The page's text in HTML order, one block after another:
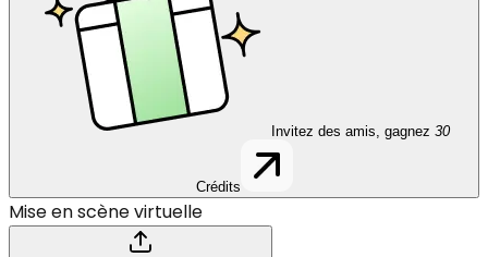
Invitez des amis, gagnez 30
Crédits
Mise en scène virtuelle